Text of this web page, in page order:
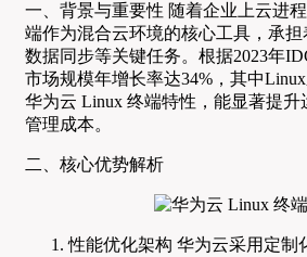
一、背景与重要性 随着企业上云进
端作为混合云环境的核心工具，承
数据同步等关键任务。根据2023年
市场规模年增长率达34%，其中
华为云 Linux 终端特性，能显著提升
管理成本。
二、核心优势解析
性能优化架构 华为云采用定制